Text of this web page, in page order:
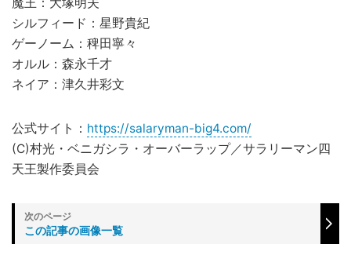
シルフィード：星野貴紀
ゲーノーム：稗田寧々
オルル：森永千才
ネイア：津久井彩文
公式サイト： https://salaryman-big4.com/
(C)村光・ベニガシラ・オーバーラップ／サラリーマン四
天王製作委員会
この記事の画像一覧